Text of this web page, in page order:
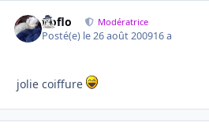
floflo Modératrice
Posté(e) le 26 août 200916 a
jolie coiffure